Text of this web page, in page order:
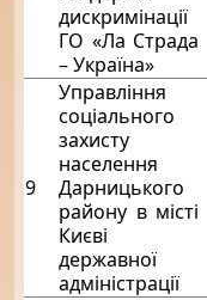
дискримінації
ГО «Ла Страда
– Україна»
9
Управління
соціального
захисту
населення
Дарницького
району в місті
Києві
державної
адміністрації